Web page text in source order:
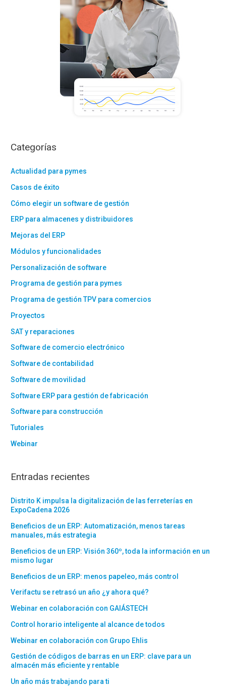
Categorías
Actualidad para pymes
Casos de éxito
Cómo elegir un software de gestión
ERP para almacenes y distribuidores
Mejoras del ERP
Módulos y funcionalidades
Personalización de software
Programa de gestión para pymes
Programa de gestión TPV para comercios
Proyectos
SAT y reparaciones
Software de comercio electrónico
Software de contabilidad
Software de movilidad
Software ERP para gestión de fabricación
Software para construcción
Tutoriales
Webinar
Entradas recientes
Distrito K impulsa la digitalización de las ferreterías en
ExpoCadena 2026
Beneficios de un ERP: Automatización, menos tareas
manuales, más estrategia
Beneficios de un ERP: Visión 360º, toda la información en un
mismo lugar
Beneficios de un ERP: menos papeleo, más control
Verifactu se retrasó un año ¿y ahora qué?
Webinar en colaboración con GAIÁSTECH
Control horario inteligente al alcance de todos
Webinar en colaboración con Grupo Ehlis
Gestión de códigos de barras en un ERP: clave para un
almacén más eficiente y rentable
Un año más trabajando para ti